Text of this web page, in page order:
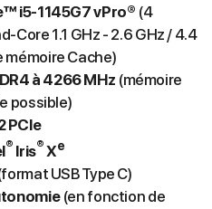
i5-1145G7 vPro® (4
Core 1.1 GHz - 2.6 GHz / 4.4
mémoire Cache)
à 4266 MHz (mémoire
possible)
PCIe
® Iris®Xe
USB Type C)
(en fonction de